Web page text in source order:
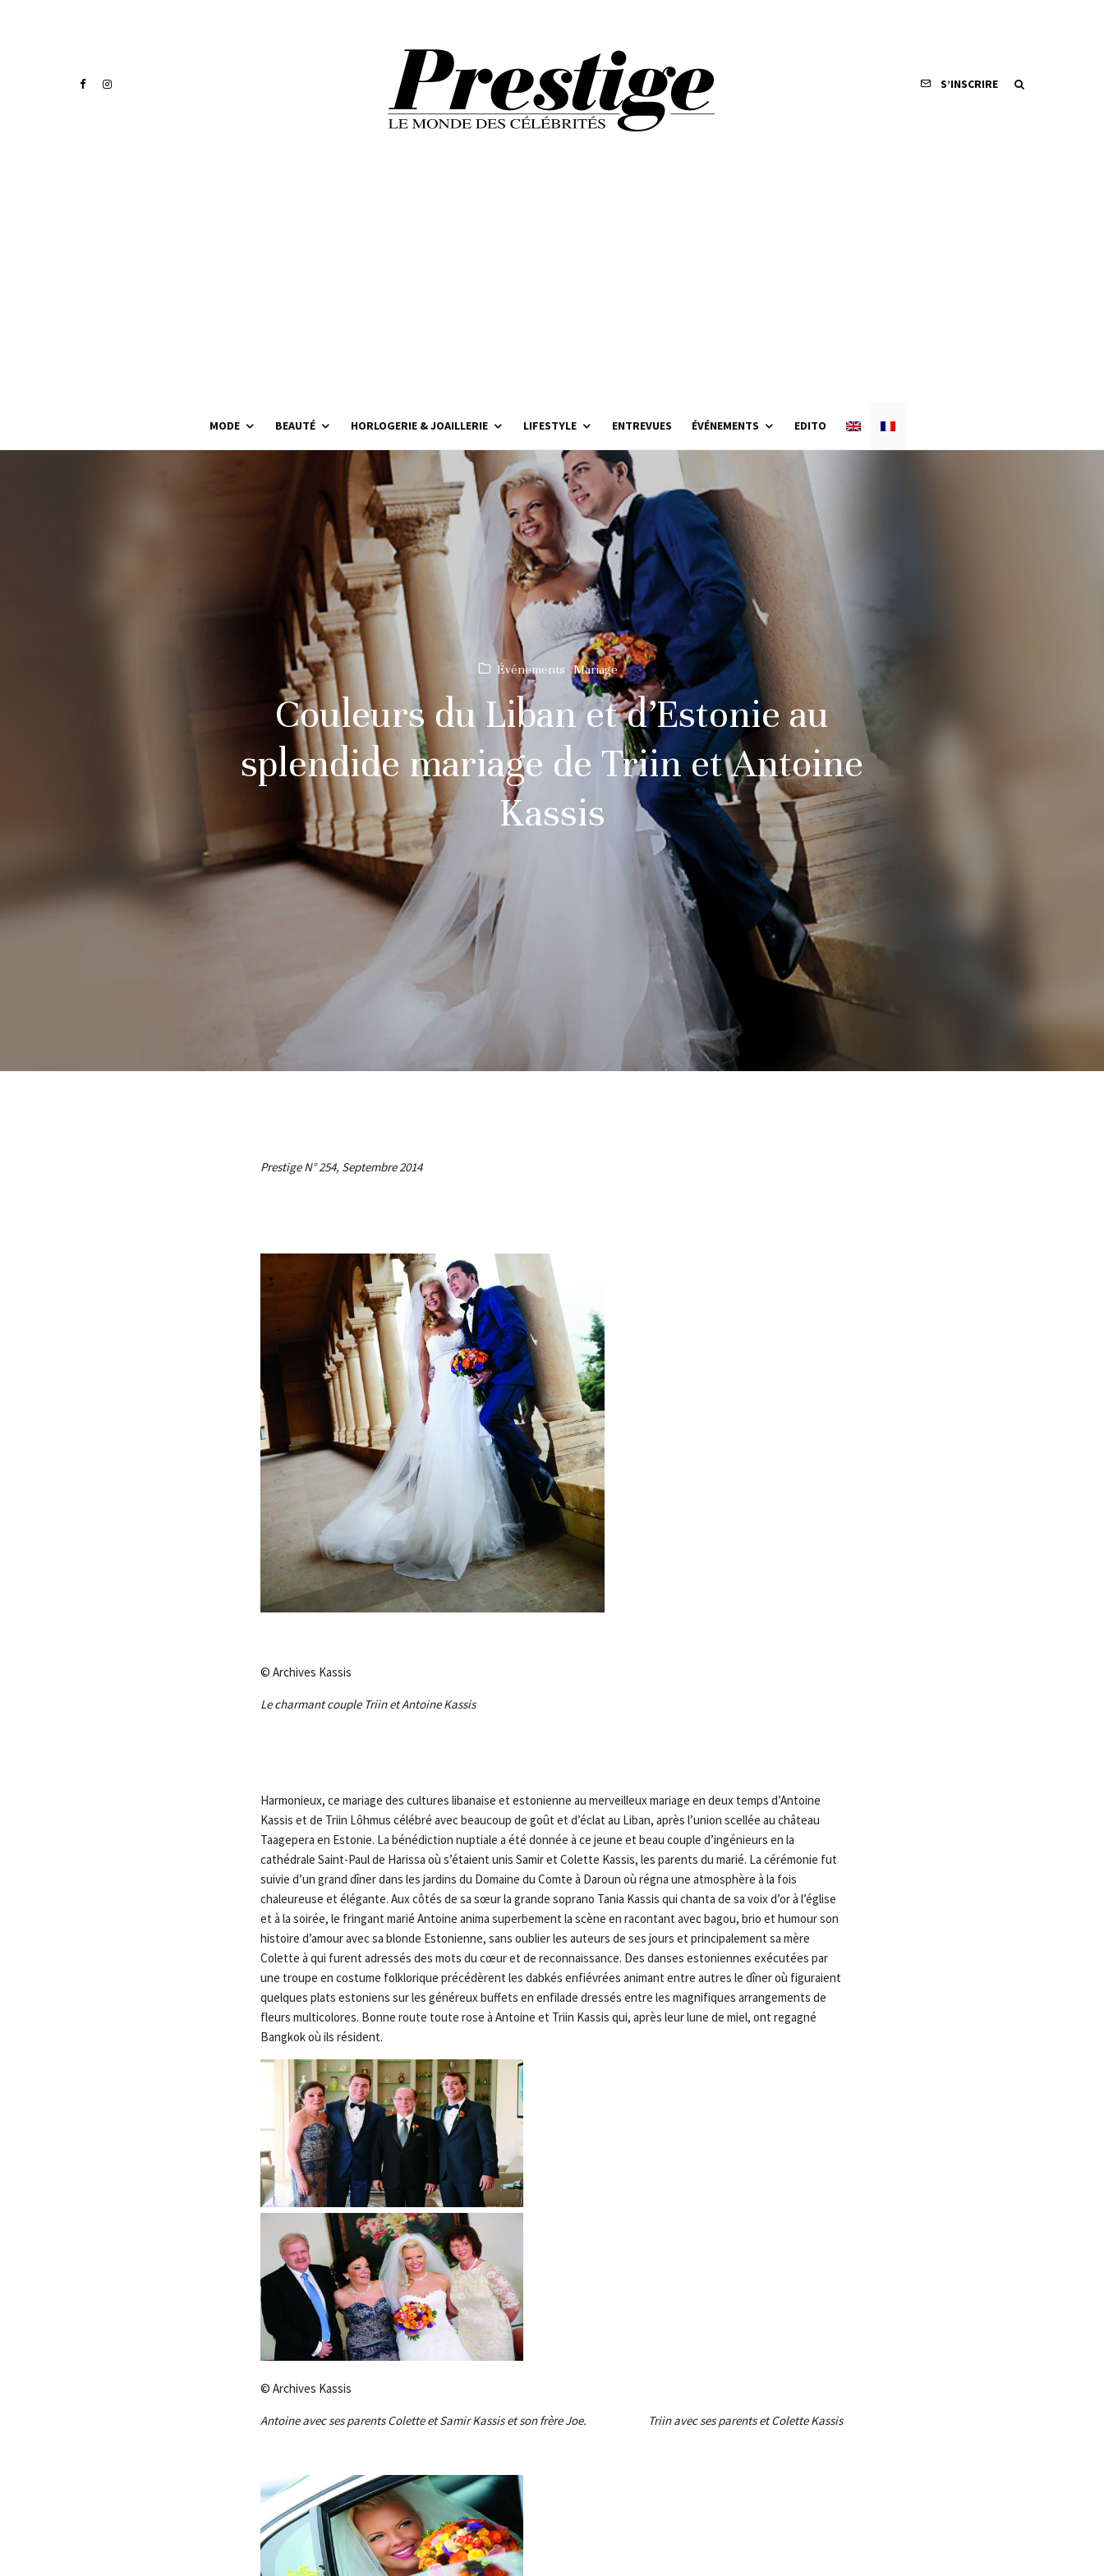
S’INSCRIRE
MODE BEAUTÉ HORLOGERIE & JOAILLERIE LIFESTYLE ENTREVUES ÉVÉNEMENTS EDITO
Événements Mariage
Couleurs du Liban et d’Estonie au
splendide mariage de Triin et Antoine
Kassis
Prestige N° 254, Septembre 2014
© Archives Kassis
Le charmant couple Triin et Antoine Kassis
Harmonieux, ce mariage des cultures libanaise et estonienne au merveilleux mariage en deux temps d’Antoine
Kassis et de Triin Lôhmus célébré avec beaucoup de goût et d’éclat au Liban, après l’union scellée au château
Taagepera en Estonie. La bénédiction nuptiale a été donnée à ce jeune et beau couple d’ingénieurs en la
cathédrale Saint-Paul de Harissa où s’étaient unis Samir et Colette Kassis, les parents du marié. La cérémonie fut
suivie d’un grand dîner dans les jardins du Domaine du Comte à Daroun où régna une atmosphère à la fois
chaleureuse et élégante. Aux côtés de sa sœur la grande soprano Tania Kassis qui chanta de sa voix d’or à l’église
et à la soirée, le fringant marié Antoine anima superbement la scène en racontant avec bagou, brio et humour son
histoire d’amour avec sa blonde Estonienne, sans oublier les auteurs de ses jours et principalement sa mère
Colette à qui furent adressés des mots du cœur et de reconnaissance. Des danses estoniennes exécutées par
une troupe en costume folklorique précédèrent les dabkés enfiévrées animant entre autres le dîner où figuraient
quelques plats estoniens sur les généreux buffets en enfilade dressés entre les magnifiques arrangements de
fleurs multicolores. Bonne route toute rose à Antoine et Triin Kassis qui, après leur lune de miel, ont regagné
Bangkok où ils résident.
© Archives Kassis
Antoine avec ses parents Colette et Samir Kassis et son frère Joe. Triin avec ses parents et Colette Kassis